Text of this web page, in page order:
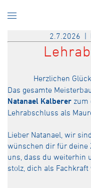
2.7.2026 |
Herzlichen
Das gesamte
Natanael Kalberer zum
Lehrabschluss als
Lieber Natanael, wir
wünschen dir für deine
uns, dass du weiterhin
stolz, dich als